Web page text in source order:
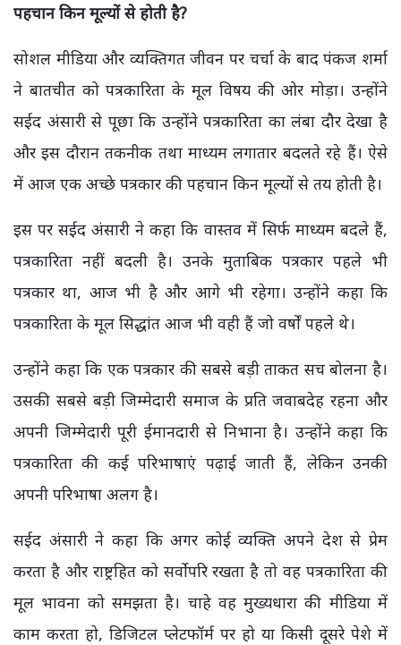
पहचान किन मूल्यों से होती है?
सोशल मीडिया और व्यक्तिगत जीवन पर चर्चा के बाद पंकज शर्मा
ने बातचीत को पत्रकारिता के मूल विषय की ओर मोड़ा। उन्होंने
सईद अंसारी से पूछा कि उन्होंने पत्रकारिता का लंबा दौर देखा है
और इस दौरान तकनीक तथा माध्यम लगातार बदलते रहे हैं। ऐसे
में आज एक अच्छे पत्रकार की पहचान किन मूल्यों से तय होती है।
इस पर सईद अंसारी ने कहा कि वास्तव में सिर्फ माध्यम बदले हैं,
पत्रकारिता नहीं बदली है। उनके मुताबिक पत्रकार पहले भी
पत्रकार था, आज भी है और आगे भी रहेगा। उन्होंने कहा कि
पत्रकारिता के मूल सिद्धांत आज भी वही हैं जो वर्षों पहले थे।
उन्होंने कहा कि एक पत्रकार की सबसे बड़ी ताकत सच बोलना है।
उसकी सबसे बड़ी जिम्मेदारी समाज के प्रति जवाबदेह रहना और
अपनी जिम्मेदारी पूरी ईमानदारी से निभाना है। उन्होंने कहा कि
पत्रकारिता की कई परिभाषाएं पढ़ाई जाती हैं, लेकिन उनकी
अपनी परिभाषा अलग है।
सईद अंसारी ने कहा कि अगर कोई व्यक्ति अपने देश से प्रेम
करता है और राष्ट्रहित को सर्वोपरि रखता है तो वह पत्रकारिता की
मूल भावना को समझता है। चाहे वह मुख्यधारा की मीडिया में
काम करता हो, डिजिटल प्लेटफॉर्म पर हो या किसी दूसरे पेशे में